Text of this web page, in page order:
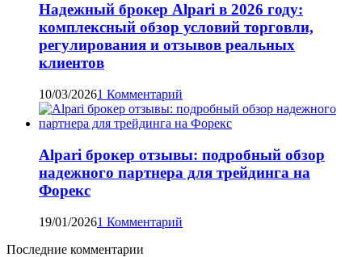
Надежный брокер Alpari в 2026 году:
комплексный обзор условий торговли,
регулирования и отзывов реальных
клиентов
10/03/20261 Комментарий
Alpari брокер отзывы: подробный обзор
надежного партнера для трейдинга на
Форекс
19/01/20261 Комментарий
Последние комментарии